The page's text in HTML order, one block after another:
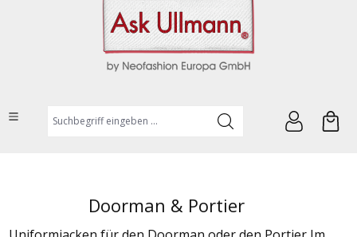
Suchbegriff eingeben ...
Doorman & Portier